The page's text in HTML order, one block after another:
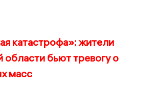
катастрофа»: жители
бьют тревогу о
масс